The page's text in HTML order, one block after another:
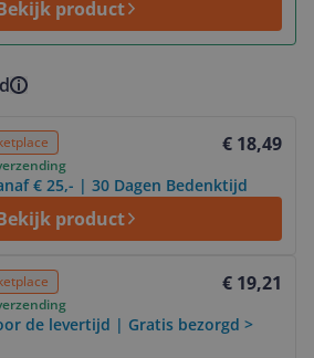
product
€ 18,49
€ 25,- | 30 Dagen Bedenktijd
product
€ 19,21
de levertijd | Gratis bezorgd >